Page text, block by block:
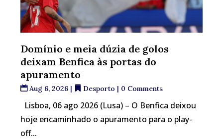
Domínio e meia dúzia de golos
deixam Benfica às portas do
apuramento
Aug 6, 2026 | Desporto | 0 Comments
Lisboa, 06 ago 2026 (Lusa) – O Benfica deixou
hoje encaminhado o apuramento para o play-
off...